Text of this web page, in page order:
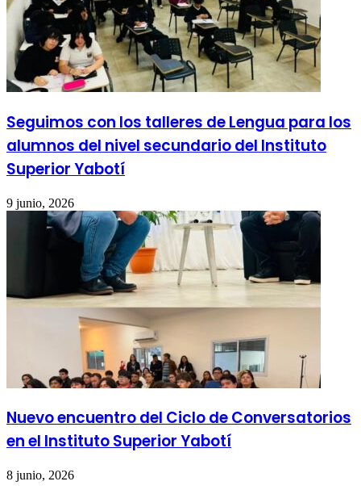
Seguimos con los talleres de Lengua para los
alumnos del nivel secundario del Instituto
Superior Yabotí
9 junio, 2026
Nuevo encuentro del Ciclo de Conversatorios
en el Instituto Superior Yabotí
8 junio, 2026